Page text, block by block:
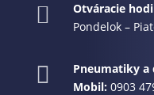

Otváracie
Pondelok –

Pneumatiky a
Mobil: 0903